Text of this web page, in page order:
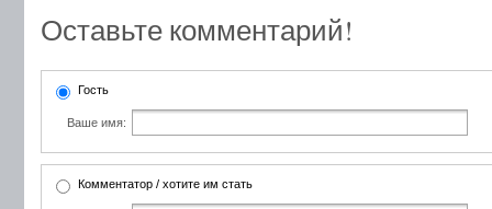
Оставьте комментарий!
Гость
Ваше имя:
Комментатор / хотите им стать